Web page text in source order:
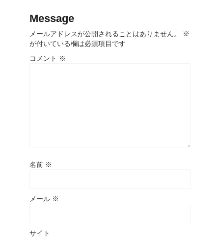
Message
メールアドレスが公開されることはありません。
※
が付いている欄は必須項目です
コメント ※
名前 ※
メール ※
サイト